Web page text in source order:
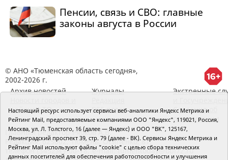
Пенсии, связь и СВО: главные
законы августа в России
© АНО «Тюменская область сегодня»,
2002-2026 г.
Архив новостей
районов ТО
Журналы
RSS поток
Экстренные
Сведения об
организации
Главный редактор Рябков А.В.
Редакция: 625002, Тюмень, Осипенко, 81,
телефон (3452)49-00-18, e-mail: tumentoday@obl72.ru
Настоящий ресурс использует сервисы веб-аналитики Яндекс Метрика и
Рейтинг Mail, предоставляемые компаниями ООО "Яндекс", 119021, Россия,
Москва, ул. Л. Толстого, 16 (далее — Яндекс) и ООО "ВК", 125167,
Ленинградский проспект 39, стр. 79 (далее - ВК). Сервисы Яндекс Метрика и
Рейтинг Mail используют файлы "cookie" с целью сбора технических
данных посетителей для обеспечения работоспособности и улучшения